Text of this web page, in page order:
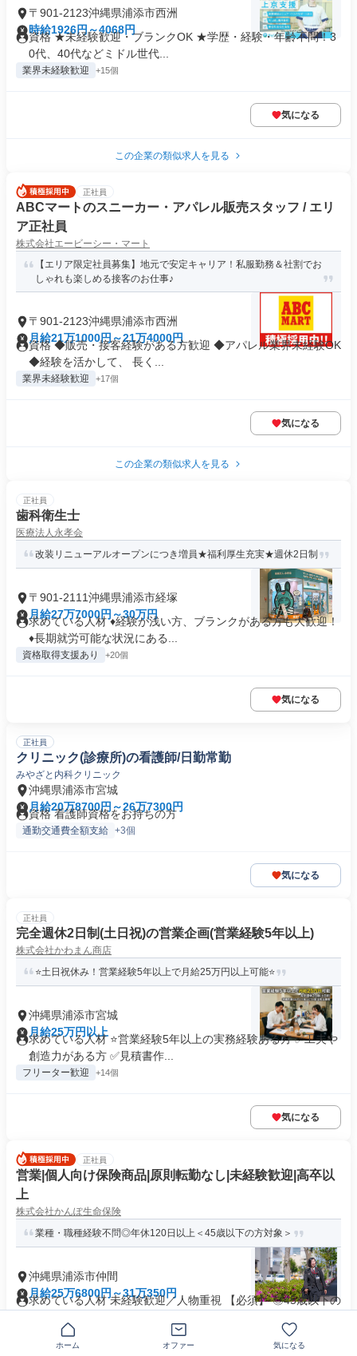
〒901-2123沖縄県浦添市西洲
時給1926円～4068円
資格 ★未経験歓迎・ブランクOK ★学歴・経験・年齢不問！3
0代、40代などミドル世代...
業界未経験歓迎 +15個
気になる
この企業の類似求人を見る
正社員
ABCマートのスニーカー・アパレル販売スタッフ / エリ
ア正社員
株式会社エービーシー・マート
【エリア限定社員募集】地元で安定キャリア！私服勤務＆社割でお
しゃれも楽しめる接客のお仕事♪
〒901-2123沖縄県浦添市西洲
月給21万1000円～21万4000円
資格 ◆販売・接客経験がある方歓迎 ◆アパレル業界未経験OK
◆経験を活かして、 長く...
業界未経験歓迎 +17個
気になる
この企業の類似求人を見る
正社員
歯科衛生士
医療法人永孝会
改装リニューアルオープンにつき増員★福利厚生充実★週休2日制
〒901-2111沖縄県浦添市経塚
月給27万7000円～30万円
求めている人材 ♦経験が浅い方、ブランクがある方も大歓迎！
♦長期就労可能な状況にある...
資格取得支援あり +20個
気になる
正社員
クリニック(診療所)の看護師/日勤常勤
みやざと内科クリニック
沖縄県浦添市宮城
月給20万8700円～26万7300円
資格 看護師資格をお持ちの方
通勤交通費全額支給 +3個
気になる
正社員
完全週休2日制(土日祝)の営業企画(営業経験5年以上)
株式会社かわまん商店
⭐土日祝休み！営業経験5年以上で月給25万円以上可能⭐
沖縄県浦添市宮城
月給25万円以上
求めている人材 ⭐営業経験5年以上の実務経験ある方 ✅工夫や
創造力がある方 ✅見積書作...
フリーター歓迎 +14個
気になる
正社員
営業|個人向け保険商品|原則転勤なし|未経験歓迎|高卒以
上
株式会社かんぽ生命保険
業種・職種経験不問◎年休120日以上＜45歳以下の方対象＞
沖縄県浦添市仲間
月給25万6800円～31万350円
求めている人材 未経験歓迎／人物重視 【必須】 ◎45歳以下の
業界未経験歓迎
ホーム オファー 気になる